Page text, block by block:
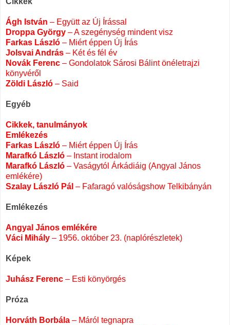
Ágh István – Együtt az Új Írással
Droppa György – A szegénység mindent visz
Farkas László – Miért éppen Új Írás
Jolsvai András – Két és fél év
Novák Ferenc – Gondolatok Sárosi Bálint önéletrajzi
könyvéről
Zöldi László – Said
Egyéb
Cikkek, tanulmányok
Emlékezés
Farkas László – Miért éppen Új Írás
Marafkó László – Instant irodalom
Marafkó László – Vaságytól Árkádiáig (Angyal János
emlékére)
Szalay László Pál – Fafaragó valóságshow Telkibányán
Emlékezés
Angyal János emlékére
Váci Mihály – 1956. október 23. (naplórészletek)
Képek
Juhász Ferenc – Esti könyörgés
Próza
Horváth Borbála – Máról tegnapra